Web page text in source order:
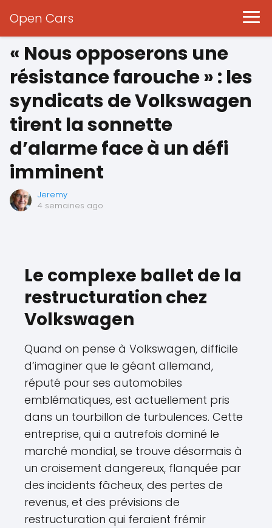
Open Cars
« Nous opposerons une
résistance farouche » : les
syndicats de Volkswagen
tirent la sonnette
d’alarme face à un défi
imminent
Jeremy
4 semaines ago
Le complexe ballet de la
restructuration chez
Volkswagen
Quand on pense à Volkswagen, difficile
d’imaginer que le géant allemand,
réputé pour ses automobiles
emblématiques, est actuellement pris
dans un tourbillon de turbulences. Cette
entreprise, qui a autrefois dominé le
marché mondial, se trouve désormais à
un croisement dangereux, flanquée par
des incidents fâcheux, des pertes de
revenus, et des prévisions de
restructuration qui feraient frémir